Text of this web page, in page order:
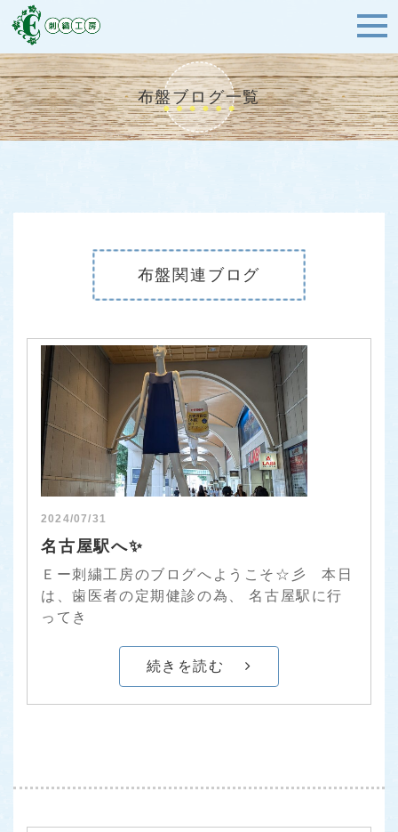
布盤ブログ一覧
布盤関連ブログ
2024/07/31
名古屋駅へ✨
Ｅー刺繍工房のブログへようこそ☆彡 本日
は、歯医者の定期健診の為、 名古屋駅に行
ってき
続きを読む